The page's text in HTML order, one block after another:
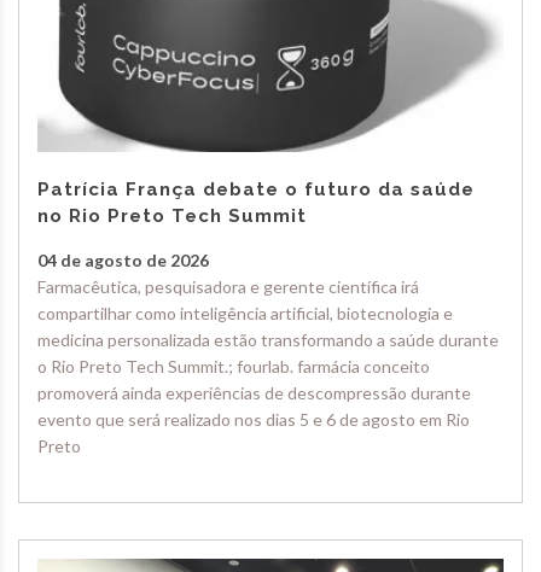
Patrícia França debate o futuro da saúde
no Rio Preto Tech Summit
04 de agosto de 2026
Farmacêutica, pesquisadora e gerente científica irá
compartilhar como inteligência artificial, biotecnologia e
medicina personalizada estão transformando a saúde durante
o Rio Preto Tech Summit.; fourlab. farmácia conceito
promoverá ainda experiências de descompressão durante
evento que será realizado nos dias 5 e 6 de agosto em Rio
Preto